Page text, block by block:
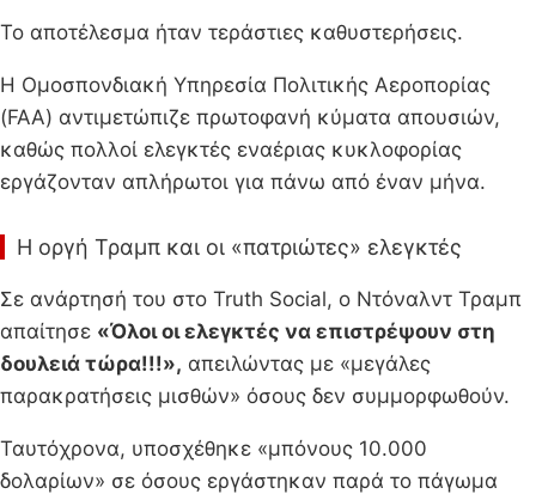
Το αποτέλεσμα ήταν τεράστιες καθυστερήσεις.
Η Ομοσπονδιακή Υπηρεσία Πολιτικής Αεροπορίας
(FAA) αντιμετώπιζε πρωτοφανή κύματα απουσιών,
καθώς πολλοί ελεγκτές εναέριας κυκλοφορίας
εργάζονταν απλήρωτοι για πάνω από έναν μήνα.
Η οργή Τραμπ και οι «πατριώτες» ελεγκτές
Σε ανάρτησή του στο Truth Social, ο Ντόναλντ Τραμπ
απαίτησε «Όλοι οι ελεγκτές να επιστρέψουν στη
δουλειά τώρα!!!», απειλώντας με «μεγάλες
παρακρατήσεις μισθών» όσους δεν συμμορφωθούν.
Ταυτόχρονα, υποσχέθηκε «μπόνους 10.000
δολαρίων» σε όσους εργάστηκαν παρά το πάγωμα